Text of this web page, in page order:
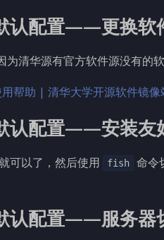
认配置——更换软
为清华源有官方软件源没有的
帮助 | 清华大学开源软件镜
认配置——安装友
可以了，然后使用 fish
命令
认配置——服务器